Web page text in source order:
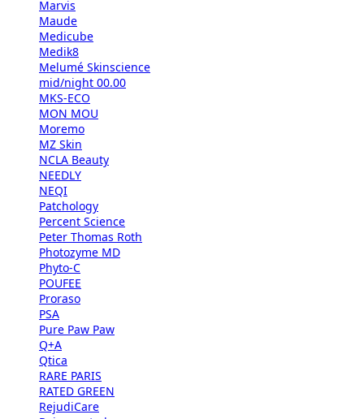
Marvis
Maude
Medicube
Medik8
Melumé Skinscience
mid/night 00.00
MKS-ECO
MON MOU
Moremo
MZ Skin
NCLA Beauty
NEEDLY
NEQI
Patchology
Percent Science
Peter Thomas Roth
Photozyme MD
Phyto-C
POUFEE
Proraso
PSA
Pure Paw Paw
Q+A
Qtica
RARE PARIS
RATED GREEN
RejudiCare